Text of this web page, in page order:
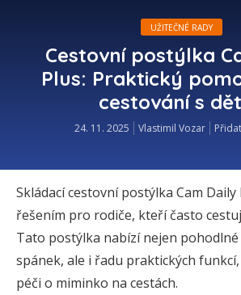
UŽITEČNÉ RADY
Cestovní postýlka
Plus: Praktický
cestování s
24. 11. 2025 Vlastimil Vozar
Skládací cestovní postýlka Cam Daily
řešením pro rodiče, kteří často
Tato postýlka nabízí nejen
spánek, ale i řadu praktických
péči o miminko na cestách.